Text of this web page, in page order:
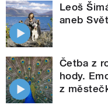
Leoš
aneb
Četba z
hody.
z